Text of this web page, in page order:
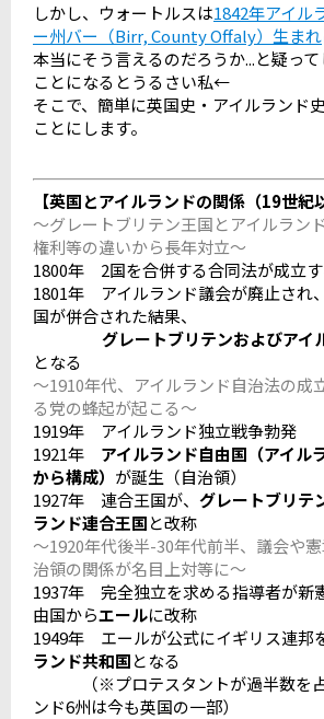
しかし、ウォートルスは1842年アイル
ー州バー（Birr, County Offaly）生まれ
本当にそう言えるのだろうか...と疑っ
ことになるとうるさい私←
そこで、簡単に英国史・アイルランド
ことにします。
【英国とアイルランドの関係（19世紀
～グレートブリテン王国とアイルラン
権利等の違いから長年対立～
1800年 2国を合併する合同法が成立
1801年 アイルランド議会が廃止され
国が併合された結果、
グレートブリテンおよびアイ
となる
～1910年代、アイルランド自治法の成
る党の蜂起が起こる～
1919年 アイルランド独立戦争勃発
1921年 アイルランド自由国（アイル
から構成） が誕生（自治領）
1927年 連合王国が、 グレートブリテ
ランド連合王国と改称
～1920年代後半-30年代前半、議会や
治領の関係が名目上対等に～
1937年 完全独立を求める指導者が新
由国からエールに改称
1949年 エールが公式にイギリス連邦
ランド共和国となる
（※プロテスタントが過半数を占
ンド6州は今も英国の一部）